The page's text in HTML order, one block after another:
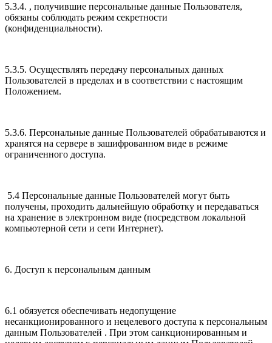
5.3.4. , получившие персональные данные Пользователя,
обязаны соблюдать режим секретности
(конфиденциальности).
5.3.5. Осуществлять передачу персональных данных
Пользователей в пределах и в соответствии с настоящим
Положением.
5.3.6. Персональные данные Пользователей обрабатываются и
хранятся на сервере в зашифрованном виде в режиме
ограниченного доступа.
5.4 Персональные данные Пользователей могут быть
получены, проходить дальнейшую обработку и передаваться
на хранение в электронном виде (посредством локальной
компьютерной сети и сети Интернет).
6. Доступ к персональным данным
6.1 обязуется обеспечивать недопущение
несанкционированного и нецелевого доступа к персональным
данным Пользователей . При этом санкционированным и